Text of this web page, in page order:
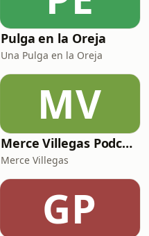
Pulga en la Oreja
Una Pulga en la Oreja
MV
Merce Villegas Podcast
Merce Villegas
GP